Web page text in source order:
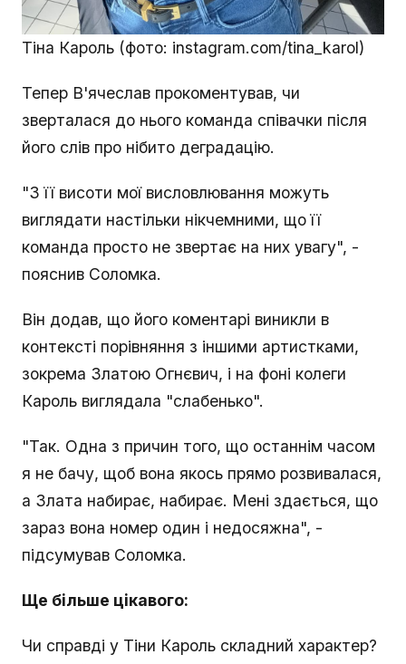
Тіна Кароль (фото: instagram.com/tina_karol)
Тепер В'ячеслав прокоментував, чи
зверталася до нього команда співачки після
його слів про нібито деградацію.
"З її висоти мої висловлювання можуть
виглядати настільки нікчемними, що її
команда просто не звертає на них увагу", -
пояснив Соломка.
Він додав, що його коментарі виникли в
контексті порівняння з іншими артистками,
зокрема Златою Огнєвич, і на фоні колеги
Кароль виглядала "слабенько".
"Так. Одна з причин того, що останнім часом
я не бачу, щоб вона якось прямо розвивалася,
а Злата набирає, набирає. Мені здається, що
зараз вона номер один і недосяжна", -
підсумував Соломка.
Ще більше цікавого:
Чи справді у Тіни Кароль складний характер?